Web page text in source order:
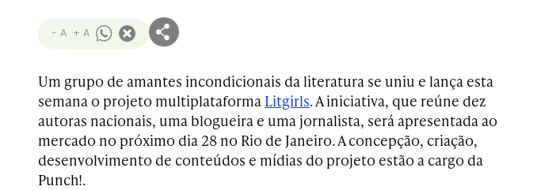
- A + A
Um grupo de amantes incondicionais da literatura se uniu e lança esta
semana o projeto multiplataforma Litgirls. A iniciativa, que reúne dez
autoras nacionais, uma blogueira e uma jornalista, será apresentada ao
mercado no próximo dia 28 no Rio de Janeiro. A concepção, criação,
desenvolvimento de conteúdos e mídias do projeto estão a cargo da
Punch!.